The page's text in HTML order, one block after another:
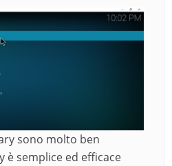
sono molto ben
è semplice ed efficace